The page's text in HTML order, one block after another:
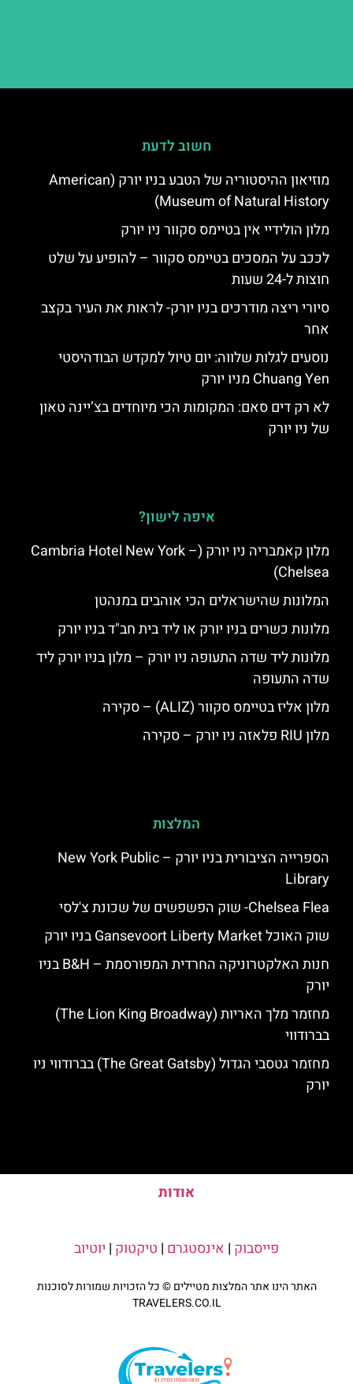
חשוב לדעת
מוזיאון ההיסטוריה של הטבע בניו יורק (American
Museum of Natural History)
מלון הולידיי אין בטיימס סקוור ניו יורק
לככב על המסכים בטיימס סקוור – להופיע על שלט
חוצות ל-24 שעות
סיורי ריצה מודרכים בניו יורק- לראות את העיר בקצב
אחר
נוסעים לגלות שלווה: יום טיול למקדש הבודהיסטי
Chuang Yen מניו יורק
לא רק דים סאם: המקומות הכי מיוחדים בצ’יינה טאון
של ניו יורק
איפה לישון?
מלון קאמבריה ניו יורק (Cambria Hotel New York –
Chelsea)
המלונות שהישראלים הכי אוהבים במנהטן
מלונות כשרים בניו יורק או ליד בית חב"ד בניו יורק
מלונות ליד שדה התעופה ניו יורק – מלון בניו יורק ליד
שדה התעופה
מלון אליז בטיימס סקוור (ALIZ) – סקירה
מלון RIU פלאזה ניו יורק – סקירה
המלצות
הספרייה הציבורית בניו יורק – New York Public
Library
Chelsea Flea- שוק הפשפשים של שכונת צ'לסי
שוק האוכל Gansevoort Liberty Market בניו יורק
חנות האלקטרוניקה החרדית המפורסמת – B&H בניו
יורק
מחזמר מלך האריות (The Lion King Broadway)
בברודווי
מחזמר גטסבי הגדול (The Great Gatsby) בברודווי ניו
יורק
אודות
פייסבוק | אינסטגרם | טיקטוק | יוטיוב
האתר הינו אתר המלצות מטיילים © כל הזכויות שמורות לסוכנות
TRAVELERS.CO.IL